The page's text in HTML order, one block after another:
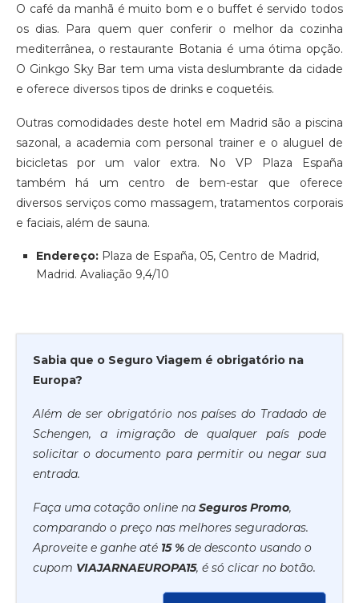
O café da manhã é muito bom e o buffet é servido todos
os dias. Para quem quer conferir o melhor da cozinha
mediterrânea, o restaurante Botania é uma ótima opção.
O Ginkgo Sky Bar tem uma vista deslumbrante da cidade
e oferece diversos tipos de drinks e coquetéis.
Outras comodidades deste hotel em Madrid são a piscina
sazonal, a academia com personal trainer e o aluguel de
bicicletas por um valor extra. No VP Plaza España
também há um centro de bem-estar que oferece
diversos serviços como massagem, tratamentos corporais
e faciais, além de sauna.
Endereço: Plaza de España, 05, Centro de Madrid,
Madrid. Avaliação 9,4/10
Sabia que o Seguro Viagem é obrigatório na
Europa?
Além de ser obrigatório nos países do Tradado de
Schengen, a imigração de qualquer país pode
solicitar o documento para permitir ou negar sua
entrada.
Faça uma cotação online na Seguros Promo,
comparando o preço nas melhores seguradoras.
Aproveite e ganhe até 15 % de desconto usando o
cupom VIAJARNAEUROPA15, é só clicar no botão.